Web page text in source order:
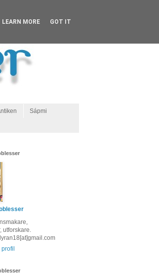
Sápmi
utforskare.
profil
LEARN MORE GOT IT